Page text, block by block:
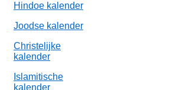
Hindoe kalender
Joodse kalender
Christelijke
kalender
Islamitische
kalender